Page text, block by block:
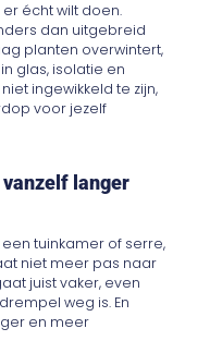
écht wilt doen.
dan uitgebreid
planten overwintert,
glas, isolatie en
ingewikkeld te zijn,
voor jezelf
langer
tuinkamer of serre,
niet meer pas naar
juist vaker, even
weg is. En
en meer